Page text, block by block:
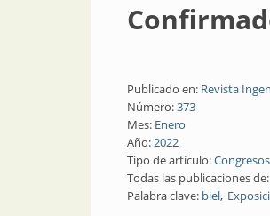
Publicado en: Revista
Número:373
Mes: Enero
Año:2022
Tipo de artículo:
Todas las publicaciones de:
Palabra clave: biel